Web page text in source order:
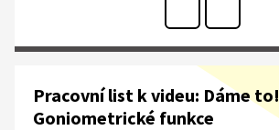
Pracovní list k videu: Dáme to!
Goniometrické funkce